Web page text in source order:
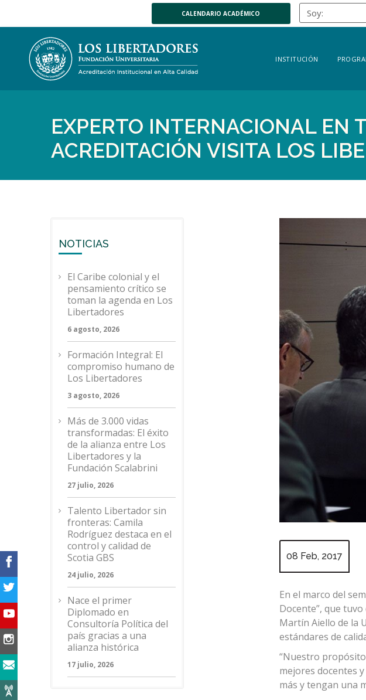
CALENDARIO ACADÉMICO
INSTITUCIÓN
EXPERTO INTERNACIONAL EN
ACREDITACIÓN VISITA LOS
08 Feb, 2017
En el marco del
Docente”, que
Martín Aiello de la
estándares de
“Nuestro
mejores docentes
más y tengan una
NOTICIAS
El Caribe colonial y el
pensamiento crítico se
toman la agenda en Los
Libertadores
6 agosto, 2026
Formación Integral: El
compromiso humano de
Los Libertadores
3 agosto, 2026
Más de 3.000 vidas
transformadas: El éxito
de la alianza entre Los
Libertadores y la
Fundación Scalabrini
27 julio, 2026
Talento Libertador sin
fronteras: Camila
Rodríguez destaca en el
control y calidad de
Scotia GBS
24 julio, 2026
Nace el primer
Diplomado en
Consultoría Política del
país gracias a una
alianza histórica
17 julio, 2026